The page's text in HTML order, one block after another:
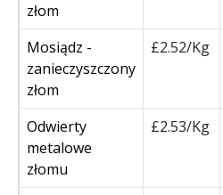
złom
Mosiądz -
zanieczyszczony
złom
£2.52/Kg
Odwierty
metalowe
złomu
£2.53/Kg